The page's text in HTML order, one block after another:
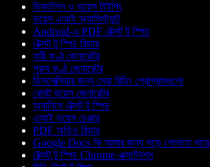
ডিকটেশন ও ভয়েস টাইপিং
ভয়েস এআই অ্যাসিস্ট্যান্ট
Android-এ PDF টেক্সট টু স্পিচ
টেক্সট টু স্পিচ রিডার
নারী কণ্ঠ জেনারেটর
পুরুষ কণ্ঠ জেনারেটর
ডিসলেক্সিয়ার জন্য সেরা রিডিং প্রোগ্রামগুলো
রোবট ভয়েস জেনারেটর
অ্যানিমে টেক্সট টু স্পিচ
এআই ভয়েস চেঞ্জার
PDF অডিও রিডার
Google Docs কি আমার জন্য পড়ে শোনাতে পারে
টেক্সট টু স্পিচ Chrome এক্সটেনশন